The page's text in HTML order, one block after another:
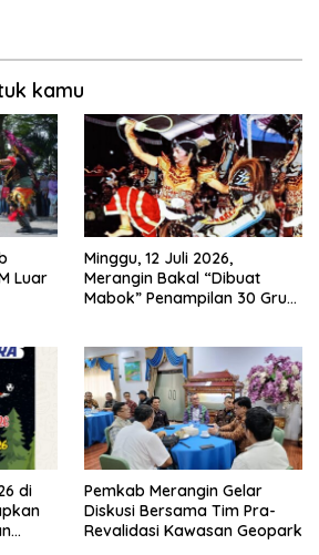
kamu
Luar
Minggu, 12 Juli 2026,
Merangin Bakal “Dibuat
Mabok” Penampilan 30 Grup
di
Pemkab Merangin Gelar
Diskusi Bersama Tim Pra-
Revalidasi Kawasan Geopark